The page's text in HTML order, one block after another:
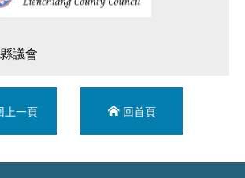
議會
上一頁 回首頁